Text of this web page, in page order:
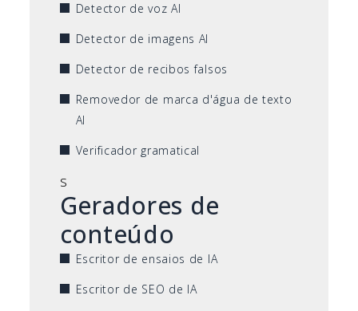
Detector de voz AI
Detector de imagens AI
Detector de recibos falsos
Removedor de marca d'água de texto
AI
Verificador gramatical
s
Geradores de
conteúdo
Escritor de ensaios de IA
Escritor de SEO de IA